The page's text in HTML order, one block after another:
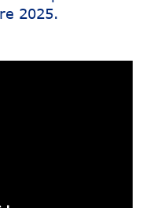
2025.